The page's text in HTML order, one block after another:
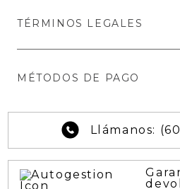
TÉRMINOS LEGALES
MÉTODOS DE PAGO
Llámanos: